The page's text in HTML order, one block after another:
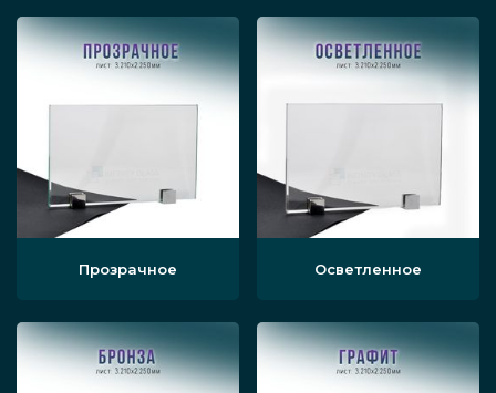
Прозрачное Осветленное